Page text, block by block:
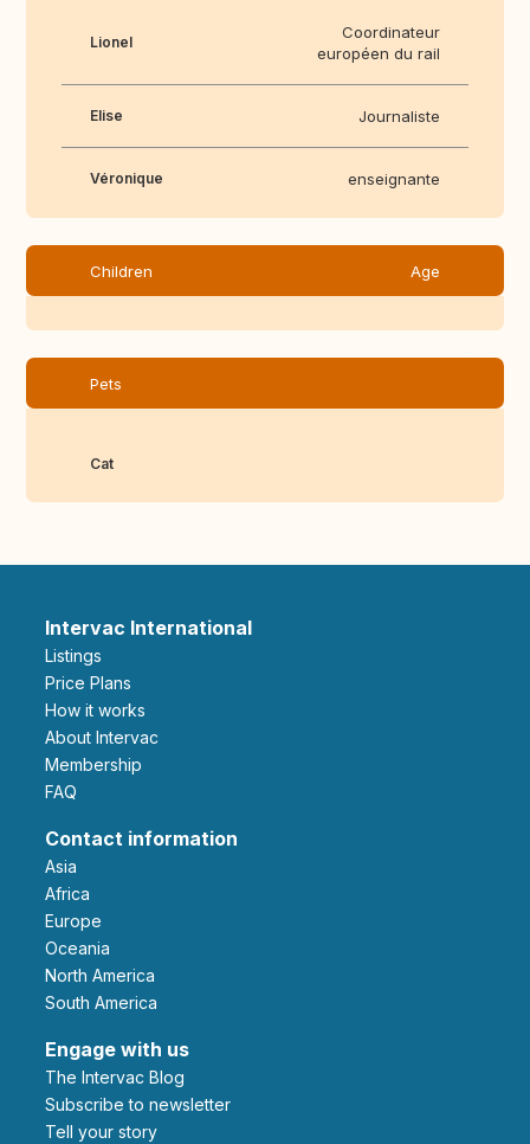
Lionel
Coordinateur
européen du rail
Elise Journaliste
Véronique enseignante
Children Age
Pets
Cat
Intervac International
Listings
Price Plans
How it works
About Intervac
Membership
FAQ
Contact information
Asia
Africa
Europe
Oceania
North America
South America
Engage with us
The Intervac Blog
Subscribe to newsletter
Tell your story